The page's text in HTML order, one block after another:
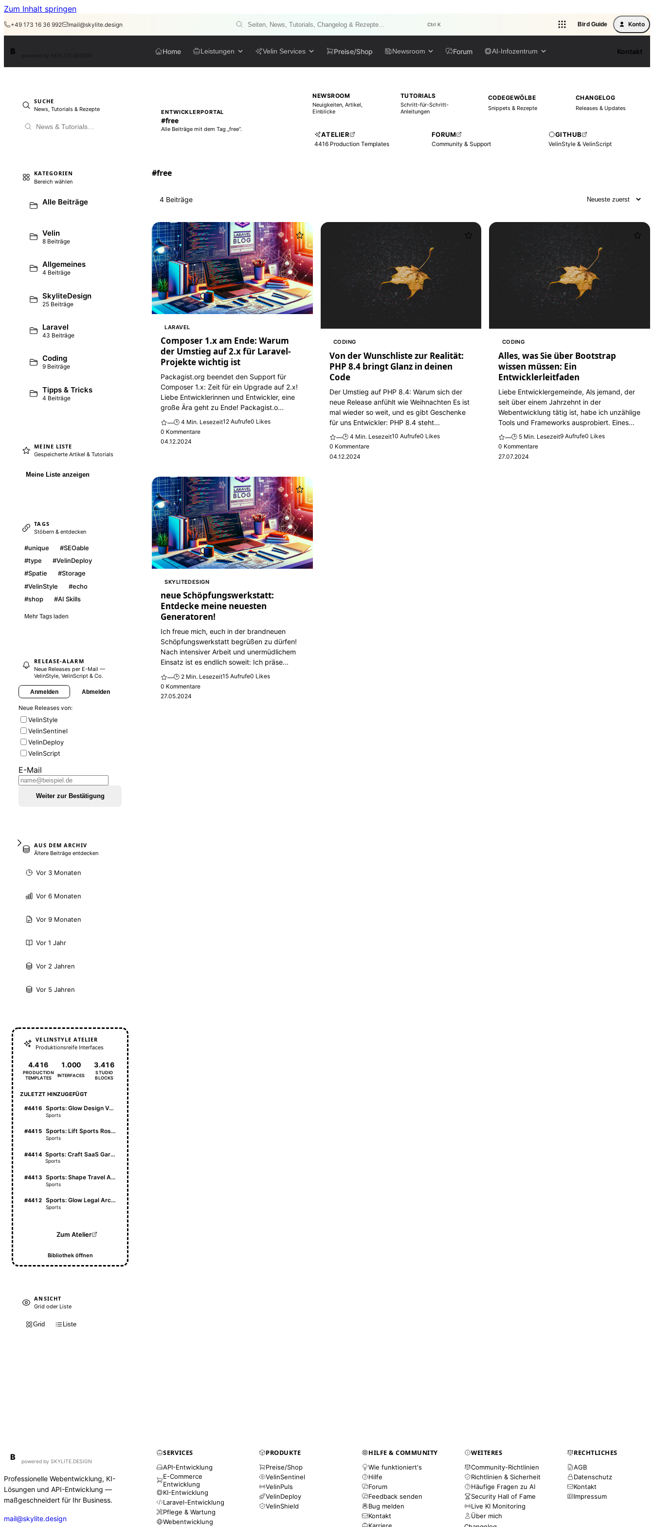
Zum Inhalt springen
+49 173 16 36 992 mail@skylite.design Ctrl K Bird Guide Konto
B powered by SKYLITE.DESIGN
Home Leistungen Velin Services Preise/Shop Newsroom Forum AI-Infozentrum Kontakt
SUCHE
News, Tutorials & Rezepte
KATEGORIEN
Bereich wählen
Alle Beiträge
Velin
8 Beiträge
Allgemeines
4 Beiträge
SkyliteDesign
25 Beiträge
Laravel
43 Beiträge
Coding
9 Beiträge
Tipps & Tricks
4 Beiträge
MEINE LISTE
Gespeicherte Artikel & Tutorials
Meine Liste anzeigen
TAGS
Stöbern & entdecken
#unique
#SEOable
#type
#VelinDeploy
#Spatie
#Storage
#VelinStyle
#echo
#shop
#AI Skills
Mehr Tags laden
RELEASE-ALARM
Neue Releases per E-Mail —
VelinStyle, VelinScript & Co.
Anmelden Abmelden
Neue Releases von:
VelinStyle
VelinSentinel
VelinDeploy
VelinScript
E-Mail
Weiter zur Bestätigung
AUS DEM ARCHIV
Ältere Beiträge entdecken
Vor 3 Monaten
Vor 6 Monaten
Vor 9 Monaten
Vor 1 Jahr
Vor 2 Jahren
Vor 5 Jahren
VELINSTYLE ATELIER
Produktionsreife Interfaces
4.416
PRODUCTION
TEMPLATES
1.000
INTERFACES
3.416
STUDIO
BLOCKS
ZULETZT HINZUGEFÜGT
#4416 Sports: Glow Design Vault
Sports
#4415 Sports: Lift Sports Roster
Sports
#4414 Sports: Craft SaaS Garden
Sports
#4413 Sports: Shape Travel Atlas
Sports
#4412 Sports: Glow Legal Archive
Sports
Zum Atelier
Bibliothek öffnen
ANSICHT
Grid oder Liste
Grid Liste
ENTWICKLERPORTAL
#free
Alle Beiträge mit dem Tag „free“.
NEWSROOM
Neuigkeiten, Artikel,
Einblicke
TUTORIALS
Schritt-für-Schritt-
Anleitungen
CODEGEWÖLBE
Snippets & Rezepte
CHANGELOG
Releases & Updates
ATELIER
4416 Production Templates
FORUM
Community & Support
GITHUB
VelinStyle & VelinScript
#free
4 Beiträge Sortierung
LARAVEL
Composer 1.x am Ende: Warum
der Umstieg auf 2.x für Laravel-
Projekte wichtig ist
Packagist.org beendet den Support für
Composer 1.x: Zeit für ein Upgrade auf 2.x!
Liebe Entwicklerinnen und Entwickler, eine
große Ära geht zu Ende! Packagist.o...
—🕒 4 Min. Lesezeit12 Aufrufe0 Likes
0 Kommentare
04.12.2024
CODING
Von der Wunschliste zur Realität:
PHP 8.4 bringt Glanz in deinen
Code
Der Umstieg auf PHP 8.4: Warum sich der
neue Release anfühlt wie Weihnachten Es ist
mal wieder so weit, und es gibt Geschenke
für uns Entwickler: PHP 8.4 steht...
—🕒 4 Min. Lesezeit10 Aufrufe0 Likes
0 Kommentare
04.12.2024
CODING
Alles, was Sie über Bootstrap
wissen müssen: Ein
Entwicklerleitfaden
Liebe Entwicklergemeinde, Als jemand, der
seit über einem Jahrzehnt in der
Webentwicklung tätig ist, habe ich unzählige
Tools und Frameworks ausprobiert. Eines...
—🕒 5 Min. Lesezeit9 Aufrufe0 Likes
0 Kommentare
27.07.2024
SKYLITEDESIGN
neue Schöpfungswerkstatt:
Entdecke meine neuesten
Generatoren!
Ich freue mich, euch in der brandneuen
Schöpfungswerkstatt begrüßen zu dürfen!
Nach intensiver Arbeit und unermüdlichem
Einsatz ist es endlich soweit: Ich präse...
—🕒 2 Min. Lesezeit15 Aufrufe0 Likes
0 Kommentare
27.05.2024
B powered by SKYLITE.DESIGN
Professionelle Webentwicklung, KI-
Lösungen und API-Entwicklung —
maßgeschneidert für Ihr Business.
mail@skylite.design
SERVICES
API-Entwicklung
E-Commerce
Entwicklung
KI-Entwicklung
Laravel-Entwicklung
Pflege & Wartung
Webentwicklung
PRODUKTE
Preise/Shop
VelinSentinel
VelinPuls
VelinDeploy
VelinShield
HILFE & COMMUNITY
Wie funktioniert's
Hilfe
Forum
Feedback senden
Bug melden
Kontakt
WEITERES
Community-Richtlinien
Richtlinien & Sicherheit
Häufige Fragen zu AI
Security Hall of Fame
Live KI Monitoring
Über mich
RECHTLICHES
AGB
Datenschutz
Kontakt
Impressum